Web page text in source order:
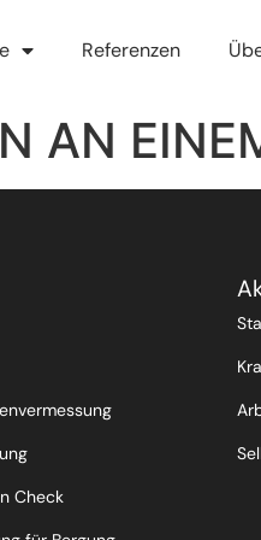
Referenzen
AN
Check